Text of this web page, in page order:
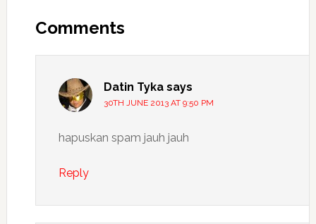
Interactions
Comments
Datin Tyka says
30TH JUNE 2013 AT 9:50 PM
hapuskan spam jauh jauh
Reply